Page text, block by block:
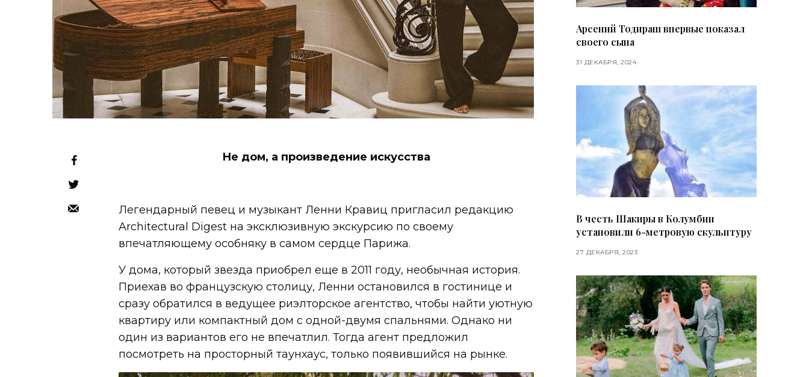
Не дом, а произведение искусства
Легендарный певец и музыкант Ленни Кравиц пригласил редакцию
Architectural Digest на эксклюзивную экскурсию по своему
впечатляющему особняку в самом сердце Парижа.
У дома, который звезда приобрел еще в 2011 году, необычная история.
Приехав во французскую столицу, Ленни остановился в гостинице и
сразу обратился в ведущее риэлторское агентство, чтобы найти уютную
квартиру или компактный дом с одной-двумя спальнями. Однако ни
один из вариантов его не впечатлил. Тогда агент предложил
посмотреть на просторный таунхаус, только появившийся на рынке.
Арсений Тодираш впервые показал
своего сына
31 ДЕКАБРЯ, 2024
В честь Шакиры в Колумбии
установили 6-метровую скульптуру
27 ДЕКАБРЯ, 2023